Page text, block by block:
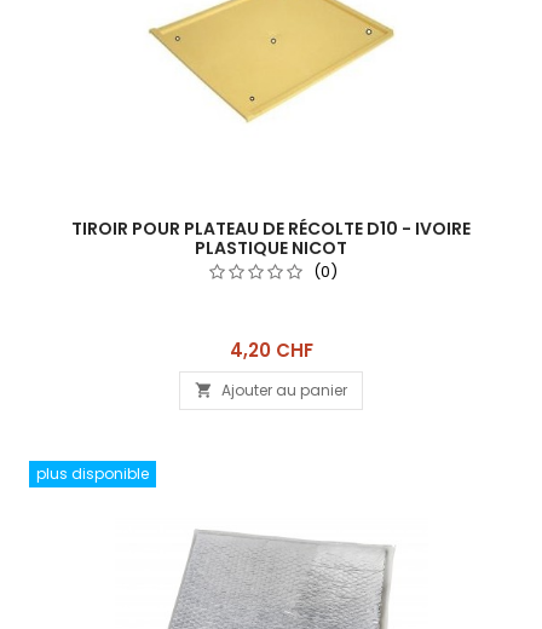
TIROIR POUR PLATEAU DE RÉCOLTE D10 - IVOIRE
PLASTIQUE NICOT
(0)
Prix
4,20 CHF
 Ajouter au panier
plus disponible